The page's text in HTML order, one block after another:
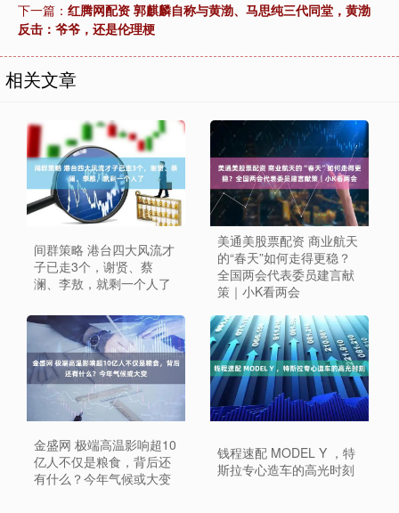
下一篇： 红腾网配资 郭麒麟自称与黄渤、马思纯三代同堂，黄渤
反击：爷爷，还是伦理梗
相关文章
间群策略 港台四大风流才
子已走3个，谢贤、蔡
澜、李敖，就剩一个人了
美通美股票配资 商业航天
的“春天”如何走得更稳？
全国两会代表委员建言献
策｜小K看两会
金盛网 极端高温影响超10
亿人不仅是粮食，背后还
有什么？今年气候或大变
钱程速配 MODEL Y ，特
斯拉专心造车的高光时刻